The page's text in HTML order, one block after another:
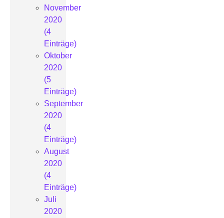
November
2020
(4
Einträge)
Oktober
2020
(5
Einträge)
September
2020
(4
Einträge)
August
2020
(4
Einträge)
Juli
2020